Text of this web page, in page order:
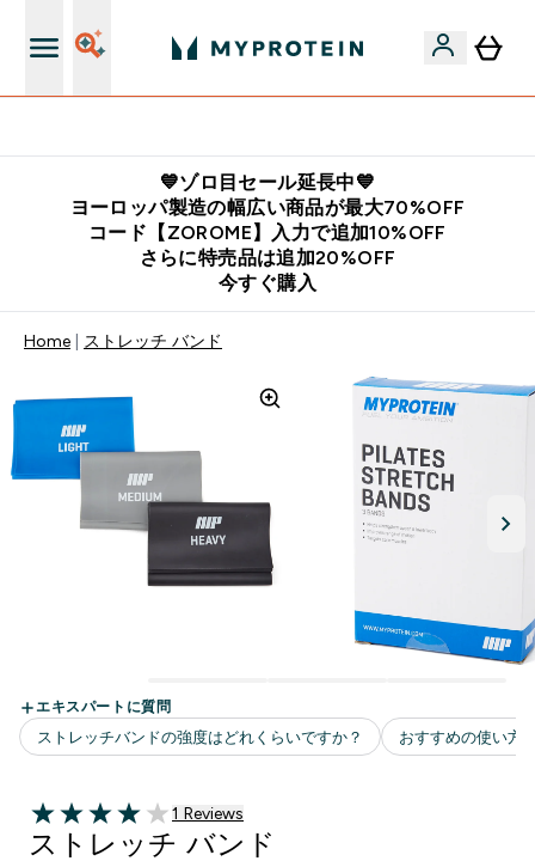
💙ゾロ目セール延長中💙
ヨーロッパ製造の幅広い商品が最大70%OFF
コード【ZOROME】入力で追加10%OFF
さらに特売品は追加20%OFF
今すぐ購入
Home ストレッチ バンド
4 out of 5 stars
1 ＋件の口コミ
1 Reviews
ストレッチ バンド